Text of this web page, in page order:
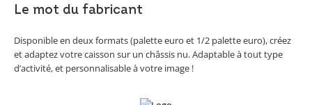
Le mot du fabricant
Disponible en deux formats (palette euro et 1/2 palette euro), créez
et adaptez votre caisson sur un châssis nu. Adaptable à tout type
d’activité, et personnalisable à votre image !